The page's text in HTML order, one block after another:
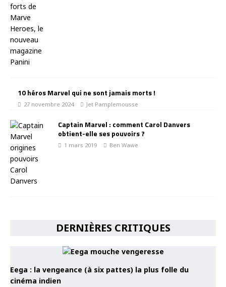
10 héros Marvel qui ne sont jamais morts !
27 novembre 2024 Jet Pamplemousse
Captain Marvel : comment Carol Danvers
obtient-elle ses pouvoirs ?
1 mars 2019 Ben Wawe
DERNIÈRES CRITIQUES
Eega : la vengeance (à six pattes) la plus folle du
cinéma indien